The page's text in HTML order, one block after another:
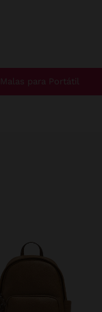
Malas para Portátil